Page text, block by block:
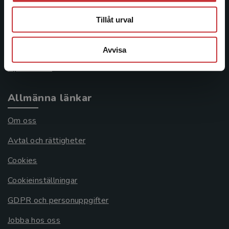
Tillåt urval
Avvisa
046-31 21 00
Frågor och svar
Systemkrav
Allmänna länkar
Om oss
Avtal och rättigheter
Cookies
Cookieinställningar
GDPR och personuppgifter
Jobba hos oss